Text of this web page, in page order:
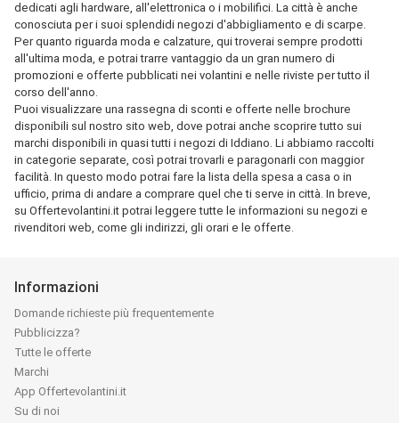
dedicati agli hardware, all'elettronica o i mobilifici. La città è anche
conosciuta per i suoi splendidi negozi d'abbigliamento e di scarpe.
Per quanto riguarda moda e calzature, qui troverai sempre prodotti
all'ultima moda, e potrai trarre vantaggio da un gran numero di
promozioni e offerte pubblicati nei volantini e nelle riviste per tutto il
corso dell'anno.
Puoi visualizzare una rassegna di sconti e offerte nelle brochure
disponibili sul nostro sito web, dove potrai anche scoprire tutto sui
marchi disponibili in quasi tutti i negozi di Iddiano. Li abbiamo raccolti
in categorie separate, così potrai trovarli e paragonarli con maggior
facilità. In questo modo potrai fare la lista della spesa a casa o in
ufficio, prima di andare a comprare quel che ti serve in città. In breve,
su Offertevolantini.it potrai leggere tutte le informazioni su negozi e
rivenditori web, come gli indirizzi, gli orari e le offerte.
Informazioni
Domande richieste più frequentemente
Pubblicizza?
Tutte le offerte
Marchi
App Offertevolantini.it
Su di noi